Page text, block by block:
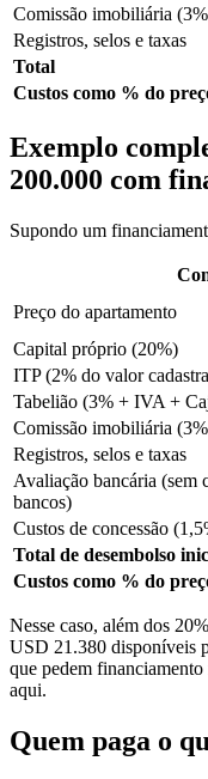
Comissão imobiliária
Registros, selos e taxas
Total
Custos como % do
Exemplo
200.000 com
Supondo um
Preço do apartamento
Capital próprio (20%)
ITP (2% do valor
Tabelião (3% + IVA +
Comissão imobiliária
Registros, selos e taxas
Avaliação bancária (sem
bancos)
Custos de concessão
Total de desembolso
Custos como % do
Nesse caso, além dos
USD 21.380 disponíveis
que pedem
aqui.
Quem paga o